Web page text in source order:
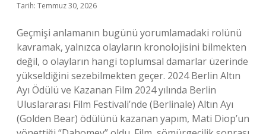
Tarih: Temmuz 30, 2026
Geçmişi anlamanın bugünü yorumlamadaki rolünü
kavramak, yalnızca olayların kronolojisini bilmekten
değil, o olayların hangi toplumsal damarlar üzerinde
yükseldiğini sezebilmekten geçer. 2024 Berlin Altın
Ayı Ödülü ve Kazanan Film 2024 yılında Berlin
Uluslararası Film Festivali’nde (Berlinale) Altın Ayı
(Golden Bear) ödülünü kazanan yapım, Mati Diop’un